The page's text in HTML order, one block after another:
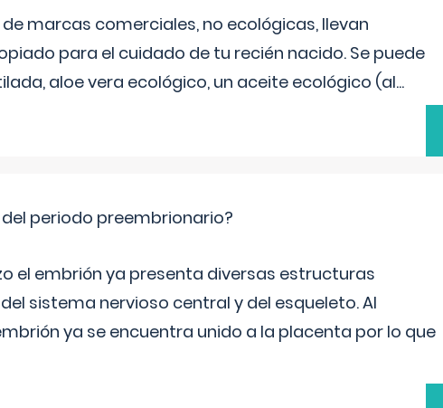
marcas comerciales, no ecológicas, llevan
para el cuidado de tu recién nacido. Se puede
aloe vera ecológico, un aceite ecológico (al...
periodo preembrionario?
el embrión ya presenta diversas estructuras
sistema nervioso central y del esqueleto. Al
ya se encuentra unido a la placenta por lo que